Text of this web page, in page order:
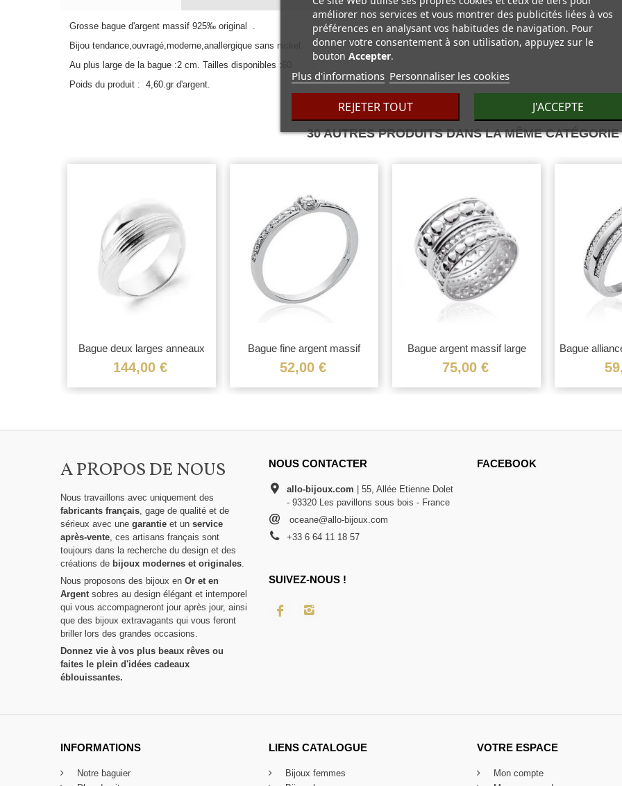
Grosse bague d'argent massif 925‰ original .
Bijou tendance,ouvragé,moderne,anallergique sans nickel.
Au plus large de la bague :2 cm. Tailles disponibles :60
Poids du produit : 4,60.gr d'argent.
30 AUTRES PRODUITS DANS LA MÊME CATÉGORIE
Bague deux larges anneaux
fixe...
144,00 €
Bague fine argent massif
demi...
52,00 €
Bague argent massif large
anneau...
75,00 €
Bague
A PROPOS DE NOUS
Nous travaillons avec uniquement des
fabricants français, gage de qualité et de
sérieux avec une garantie et un service
après-vente, ces artisans français sont
toujours dans la recherche du design et des
créations de bijoux modernes et originales.
Nous proposons des bijoux en Or et en
Argentsobres au design élégant et intemporel
qui vous accompagneront jour après jour, ainsi
que des bijoux extravagants qui vous feront
briller lors des grandes occasions.
Donnez vie à vos plus beaux rêves ou
faites le plein d'idées cadeaux
éblouissantes.
NOUS CONTACTER
allo-bijoux.com | 55, Allée Etienne Dolet
- 93320 Les pavillons sous bois - France
oceane@allo-bijoux.com
+33 6 64 11 18 57
FACEBOOK
SUIVEZ-NOUS !
améliorer nos services et vous montrer des publicités liées à vos
préférences en analysant vos habitudes de navigation. Pour
donner votre consentement à son utilisation, appuyez sur le
bouton Accepter.
Plus d'informations Personnaliser les cookies
REJETER TOUT J'ACCEPTE
INFORMATIONS
Notre baguier
LIENS CATALOGUE
Bijoux femmes
VOTRE ESPACE
Mon compte